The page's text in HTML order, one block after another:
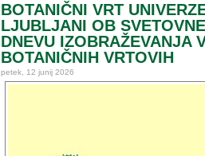
BOTANIČNI VRT
LJUBLJANI OB
DNEVU IZOBRAŽEVANJA
BOTANIČNIH VRTOVIH
petek, 12 junij 2026